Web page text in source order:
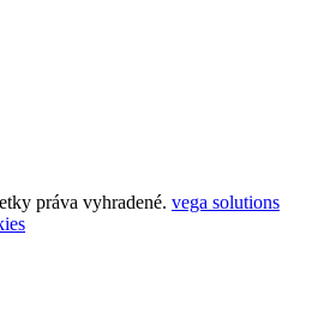
práva vyhradené. vega solutions